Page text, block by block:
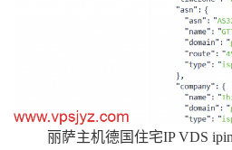
丽萨主机德国住宅IP VDS